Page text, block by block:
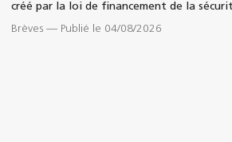
créé par la loi de financement de la
Brèves — Publié le 04/08/2026